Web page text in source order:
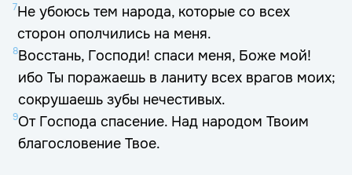
7Не убоюсь тем народа, которые со всех
сторон ополчились на меня.
8Восстань, Господи! спаси меня, Боже мой!
ибо Ты поражаешь в ланиту всех врагов моих;
сокрушаешь зубы нечестивых.
9От Господа спасение. Над народом Твоим
благословение Твое.